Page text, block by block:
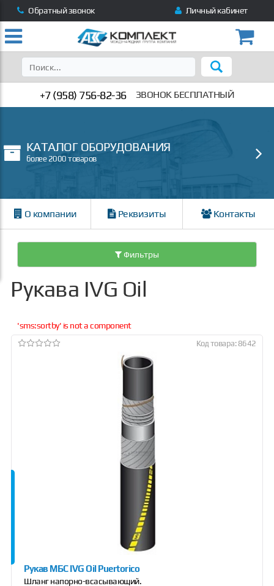
Обратный звонок Личный кабинет
+7 (958) 756-82-36 ЗВОНОК БЕСПЛАТНЫЙ
КАТАЛОГ ОБОРУДОВАНИЯ
более 2000 товаров
О компании Реквизиты Контакты
Фильтры
Рукава IVG Oil
'sms:sortby' is not a component
Код товара: 8642
Рукав МБС IVG Oil Puertorico
Шланг напорно-всасывающий.